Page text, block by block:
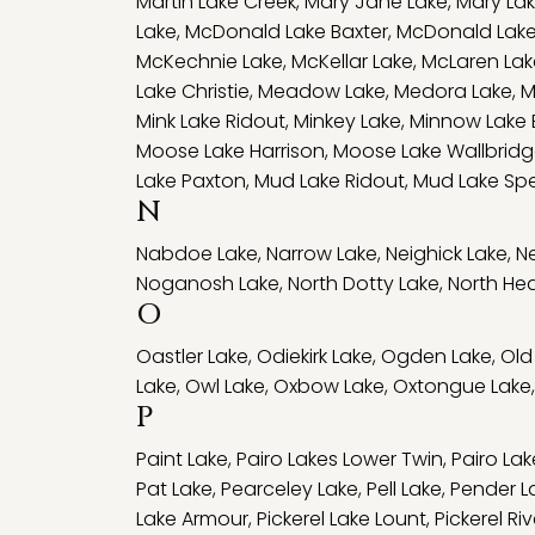
Lake,McDonald Lake Baxter,McDonald
McKechnie Lake,McKellar Lake,McLaren
Lake Christie,Meadow Lake,Medora Lake,
Mink Lake Ridout,Minkey Lake,Minnow Lake
Moose Lake Harrison,Moose Lake
Lake Paxton,Mud Lake Ridout,Mud Lake
N
Nabdoe Lake,Narrow Lake,Neighick Lake,
Noganosh Lake,North Dotty Lake,North
O
Oastler Lake,Odiekirk Lake,Ogden Lake,
Lake,Owl Lake,Oxbow Lake,Oxtongue Lake,
P
Paint Lake,Pairo Lakes Lower Twin,Pairo
Pat Lake,Pearceley Lake,Pell Lake,Pender
Lake Armour,Pickerel Lake Lount,Pickerel